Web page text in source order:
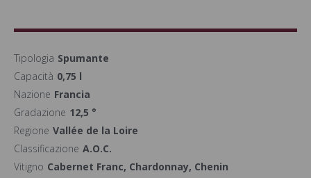
Tipologia Spumante
Capacità 0,75 l
Nazione Francia
Gradazione 12,5 °
Regione Vallée de la Loire
Classificazione A.O.C.
Vitigno Cabernet Franc, Chardonnay, Chenin